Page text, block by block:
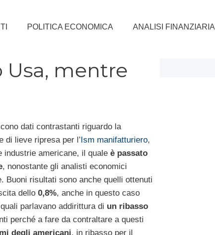
POLITICA ECONOMICA ANALISI FINANZIARIA
mentre
dati contrastanti riguardo la
di lieve ripresa per l’Ism manifatturiero,
industrie americane, il quale è passato
, nonostante gli analisti economici
Buoni risultati sono anche quelli ottenuti
dello 0,8%, anche in questo caso
parlavano addirittura di un ribasso
perché a fare da contraltare a questi
degli americani, in ribasso per il